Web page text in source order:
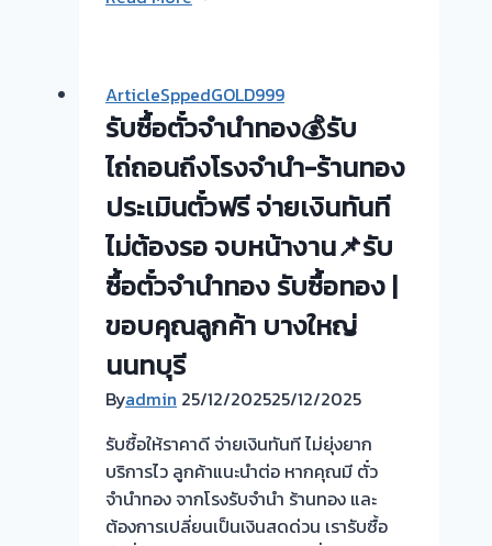
วัด
นนทบุรี
🇹🇭
รับ
ซื้อ
ตั๋ว
ทอง
ยินดี
บริการ
ประเมิน
ตั๋ว
ซอย
กัน
ตนา-
วัด
ทอง
ยินดี
บริการ
💰
ประเมิน
ตั๋ว
ฟรี+รับ
ไถ่ถอน
ถึง
ร้าน
ทอง
จ่าย
สด
ทันที
ArticleSppedGOLD999
รับซื้อตั๋วจำนำทอง💰รับ
ไถ่ถอนถึงโรงจำนำ-ร้านทอง
ประเมินตั๋วฟรี จ่ายเงินทันที
ไม่ต้องรอ จบหน้างาน📌รับ
ซื้อตั๋วจำนำทอง รับซื้อทอง |
ขอบคุณลูกค้า บางใหญ่
นนทบุรี
Byadmin 25/12/202525/12/2025
รับซื้อให้ราคาดี จ่ายเงินทันที ไม่ยุ่งยาก
บริการไว ลูกค้าแนะนำต่อ หากคุณมี ตั๋ว
จำนำทอง จากโรงรับจำนำ ร้านทอง และ
ต้องการเปลี่ยนเป็นเงินสดด่วน เรารับซื้อ